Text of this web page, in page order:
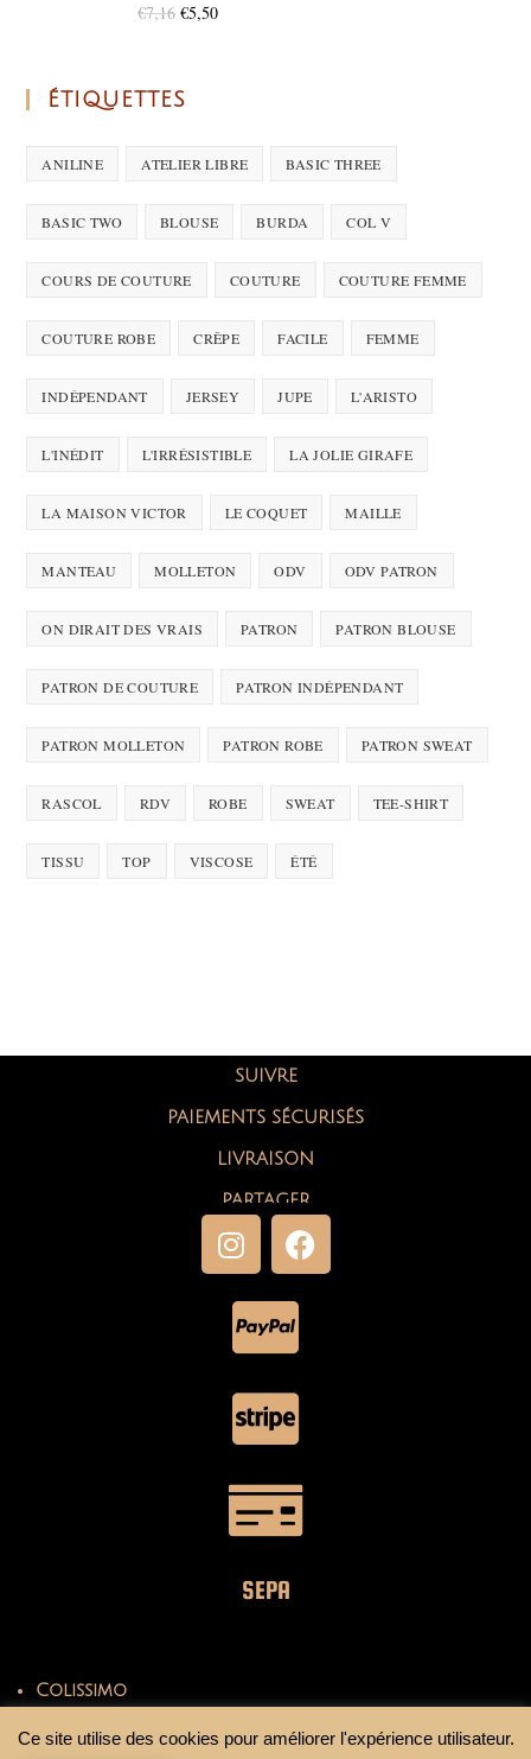
€7,16 €5,50
ÉTIQUETTES
ANILINE ATELIER LIBRE BASIC THREE
BASIC TWO BLOUSE BURDA COL V
COURS DE COUTURE COUTURE COUTURE FEMME
COUTURE ROBE CRÊPE FACILE FEMME
INDÉPENDANT JERSEY JUPE L'ARISTO
L'INÉDIT L'IRRÉSISTIBLE LA JOLIE GIRAFE
LA MAISON VICTOR LE COQUET MAILLE
MANTEAU MOLLETON ODV ODV PATRON
ON DIRAIT DES VRAIS PATRON PATRON BLOUSE
PATRON DE COUTURE PATRON INDÉPENDANT
PATRON MOLLETON PATRON ROBE PATRON SWEAT
RASCOL RDV ROBE SWEAT TEE-SHIRT
TISSU TOP VISCOSE ÉTÉ
SUIVRE
PAIEMENTS SÉCURISÉS
LIVRAISON
PARTAGER
SEPA
Colissimo
Ce site utilise des cookies pour améliorer l'expérience utilisateur.